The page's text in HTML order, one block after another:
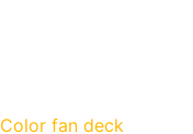
Color fan deck